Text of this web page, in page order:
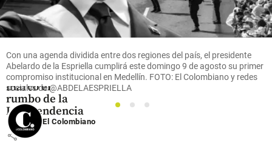
Colombia
¿Qué se
celebra el 7 de
agosto en
Colombia? La
fecha que
marcó el
rumbo de la
Independencia
share
Con una agenda dividida entre dos regiones del país, el presidente
Abelardo de la Espriella cumplirá este domingo 9 de agosto su primer
compromiso institucional en Medellín. FOTO: El Colombiano y redes
sociales de @ABDELAESPRIELLA
1 2
3
El Colombiano